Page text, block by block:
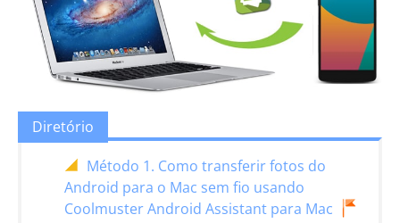
Diretório
Método 1. Como transferir fotos do
Android para o Mac sem fio usando
Coolmuster Android Assistant para Mac